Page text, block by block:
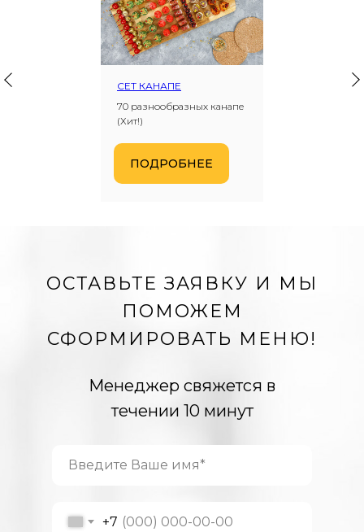
СЕТ КАНАПЕ
70 разнообразных канапе
(Хит!)
ПОДРОБНЕЕ
ОСТАВЬТЕ ЗАЯВКУ И МЫ
ПОМОЖЕМ
СФОРМИРОВАТЬ МЕНЮ!
+7
Менеджер свяжется в
течении 10 минут